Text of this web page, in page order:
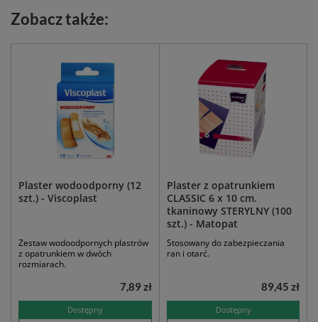
Zobacz także:
Plaster wodoodporny (12
szt.) - Viscoplast
Zestaw wodoodpornych plastrów
z opatrunkiem w dwóch
rozmiarach.
Dostępny
7,89 zł
Plaster z opatrunkiem
CLASSIC 6 x 10 cm.
tkaninowy STERYLNY (100
szt.) - Matopat
Stosowany do zabezpieczania
ran i otarć.
Dostępny
89,45 zł